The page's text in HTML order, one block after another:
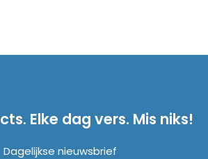
Elke dag vers. Mis niks!
Dagelijkse nieuwsbrief